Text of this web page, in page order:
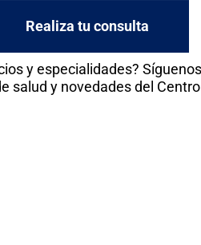
Realiza tu consulta
y especialidades?
salud y novedades del